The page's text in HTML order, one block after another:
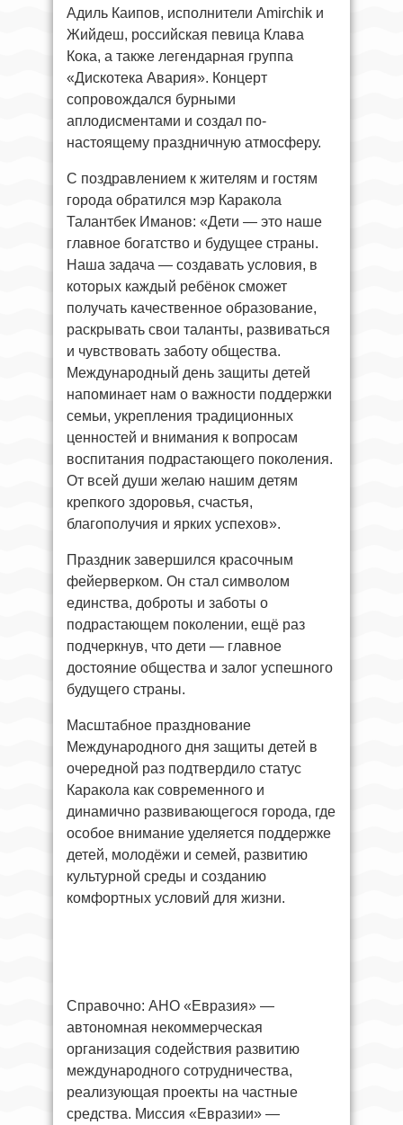
Адиль Каипов, исполнители Amirchik и
Жийдеш, российская певица Клава
Кока, а также легендарная группа
«Дискотека Авария». Концерт
сопровождался бурными
аплодисментами и создал по-
настоящему праздничную атмосферу.
С поздравлением к жителям и гостям
города обратился мэр Каракола
Талантбек Иманов: «Дети — это наше
главное богатство и будущее страны.
Наша задача — создавать условия, в
которых каждый ребёнок сможет
получать качественное образование,
раскрывать свои таланты, развиваться
и чувствовать заботу общества.
Международный день защиты детей
напоминает нам о важности поддержки
семьи, укрепления традиционных
ценностей и внимания к вопросам
воспитания подрастающего поколения.
От всей души желаю нашим детям
крепкого здоровья, счастья,
благополучия и ярких успехов».
Праздник завершился красочным
фейерверком. Он стал символом
единства, доброты и заботы о
подрастающем поколении, ещё раз
подчеркнув, что дети — главное
достояние общества и залог успешного
будущего страны.
Масштабное празднование
Международного дня защиты детей в
очередной раз подтвердило статус
Каракола как современного и
динамично развивающегося города, где
особое внимание уделяется поддержке
детей, молодёжи и семей, развитию
культурной среды и созданию
комфортных условий для жизни.
Справочно: АНО «Евразия» —
автономная некоммерческая
организация содействия развитию
международного сотрудничества,
реализующая проекты на частные
средства. Миссия «Евразии» —